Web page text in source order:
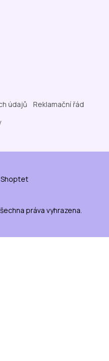
údajů
Reklamační řád
práva vyhrazena.